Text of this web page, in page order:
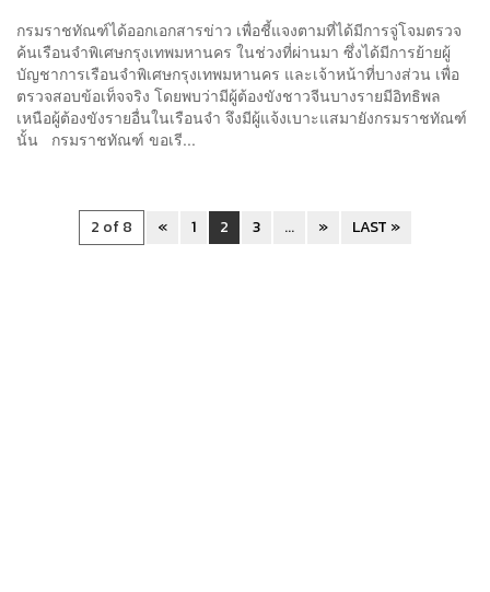
กรมราชทัณฑ์ได้ออกเอกสารข่าว เพื่อชี้แจงตามที่ได้มีการจู่โจมตรวจ
ค้นเรือนจำพิเศษกรุงเทพมหานคร ในช่วงที่ผ่านมา ซึ่งได้มีการย้ายผู้
บัญชาการเรือนจำพิเศษกรุงเทพมหานคร และเจ้าหน้าที่บางส่วน เพื่อ
ตรวจสอบข้อเท็จจริง โดยพบว่ามีผู้ต้องขังชาวจีนบางรายมีอิทธิพล
เหนือผู้ต้องขังรายอื่นในเรือนจำ จึงมีผู้แจ้งเบาะแสมายังกรมราชทัณฑ์
นั้น กรมราชทัณฑ์ ขอเรี...
2 of 8 « 1 2 3 ... » LAST »